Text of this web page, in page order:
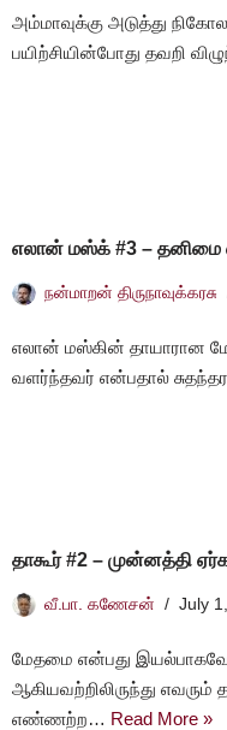
அம்மாவுக்கு அடுத்து
பயிற்சியின்போது தவறி
எலான் மஸ்க் #3 –
நன்மாறன் திருநாவுக்கரசு
எலான் மஸ்கின் தாயாரான
வளர்ந்தவர் என்பதால்
தாகூர் #2 – முன்னத்தி
வீ.பா. கணேசன் July
மேதமை என்பது இயல்பாகவே
ஆகியவற்றிலிருந்து எவரும்
எண்ணற்ற… Read More »